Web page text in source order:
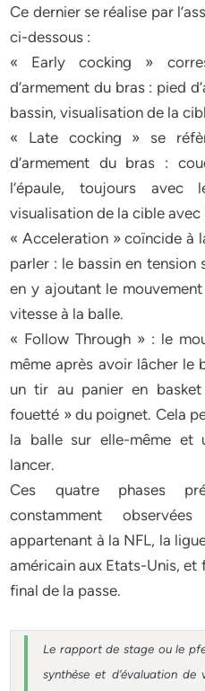
Ce dernier se réalise par
ci-dessous :
« Early cocking »
d’armement du bras : pied
bassin, visualisation de la
« Late cocking » se
d’armement du bras :
l’épaule, toujours
visualisation de la cible
« Acceleration » coïncide à
parler : le bassin en tension
en y ajoutant le
vitesse à la balle.
« Follow Through » : le
même après avoir lâcher le
un tir au panier en
fouetté » du poignet. Cela
la balle sur elle-même et
lancer.
Ces quatre phases
constamment
appartenant à la NFL, la
américain aux Etats-Unis,
final de la passe.
Le rapport de stage ou le
synthèse et d’évaluation de